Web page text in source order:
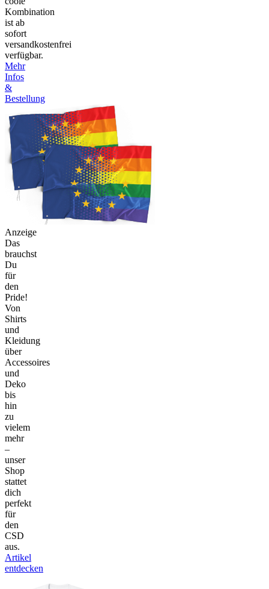
Kombination
ist ab
sofort
versandkostenfrei
verfügbar.
Mehr
Infos
&
Bestellung
Anzeige
Das
brauchst
Du
für
den
Pride!
Von
Shirts
und
Kleidung
über
Accessoires
und
Deko
bis
hin
zu
vielem
mehr
–
unser
Shop
stattet
dich
perfekt
für
den
CSD
aus.
Artikel
entdecken